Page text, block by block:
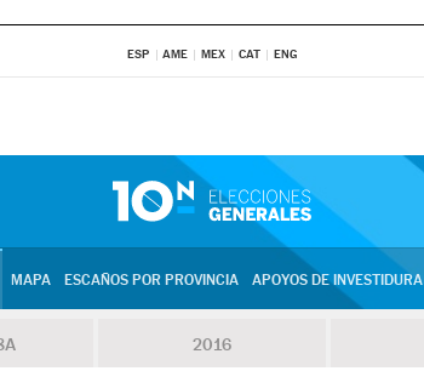
ESP AME MEX CAT ENG
MAPA ESCAÑOS POR PROVINCIA APOYOS DE INVESTIDURA
2016